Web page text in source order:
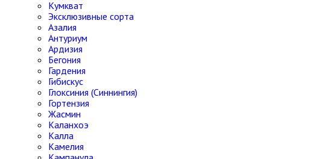
Кумкват
Эксклюзивные сорта
Азалия
Антуриум
Ардизия
Бегония
Гардения
Гибискус
Глоксиния (Синнингия)
Гортензия
Жасмин
Каланхоэ
Калла
Камелия